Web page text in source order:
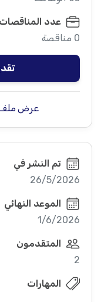
عدد المناقصات
0 مناقصة
عرض ملف
تم النشر في
26/5/2026
الموعد النهائي
1/6/2026
المتقدمون
2
المهارات